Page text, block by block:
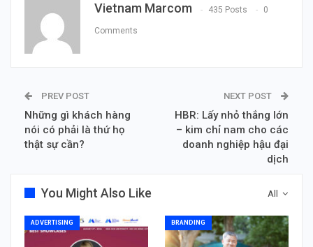
Vietnam Marcom 435 Posts 0
Comments
PREV POST
Những gì khách hàng
nói có phải là thứ họ
thật sự cần?
NEXT POST
HBR: Lấy nhỏ thắng lớn
– kim chỉ nam cho các
doanh nghiệp hậu đại
dịch
All
You Might Also Like
ADVERTISING BRANDING